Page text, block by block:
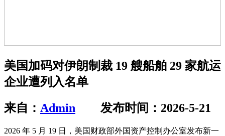
美国加码对伊朗制裁 19 艘船舶 29 家航运
企业遭列入名单
来自： Admin 发布时间：2026-5-21
2026 年 5 月 19 日，美国财政部外国资产控制办公室发布新一